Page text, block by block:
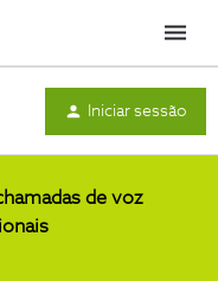
Menu
Iniciar sessão
de voz